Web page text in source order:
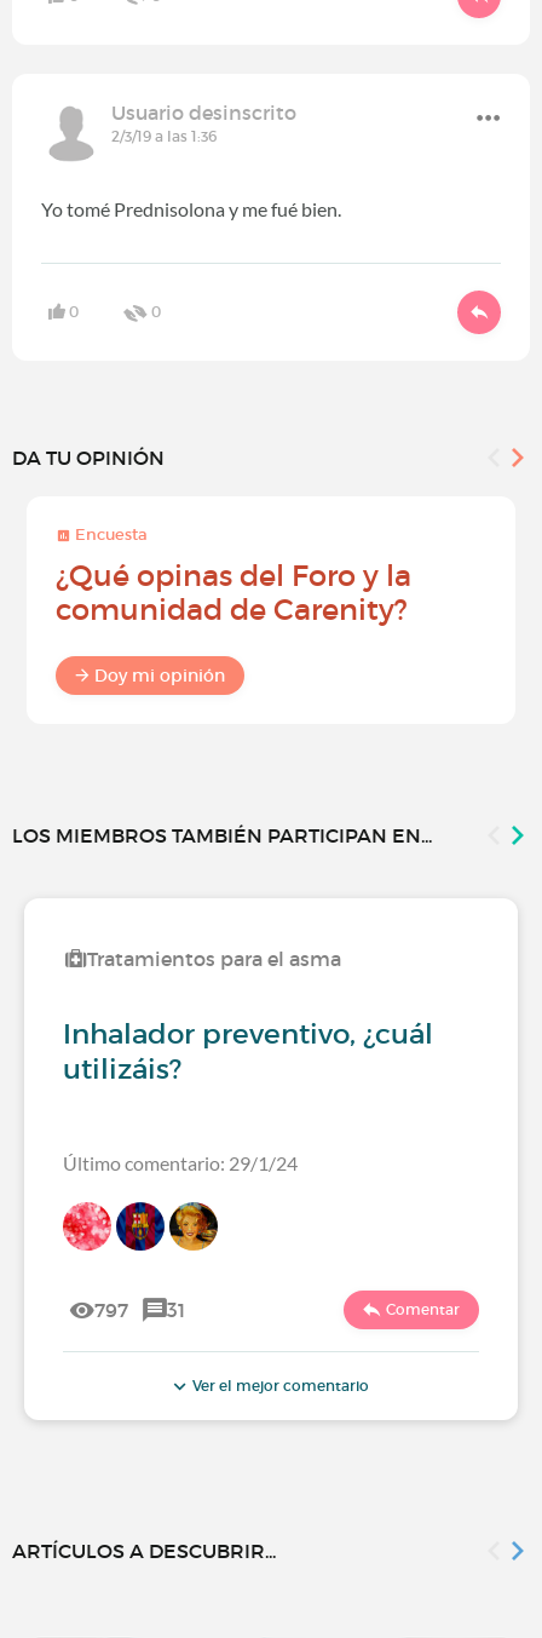
Usuario desinscrito
2/3/19 a las 1:36
Yo tomé Prednisolona y me fué bien.
0 0
DA TU OPINIÓN
Encuesta
¿Qué opinas del Foro y la
comunidad de Carenity?
Doy mi opinión
LOS MIEMBROS TAMBIÉN PARTICIPAN EN...
Tratamientos para el asma
Inhalador preventivo, ¿cuál
utilizáis?
Último comentario: 29/1/24
797 31 Comentar
Ver el mejor comentario
ARTÍCULOS A DESCUBRIR...